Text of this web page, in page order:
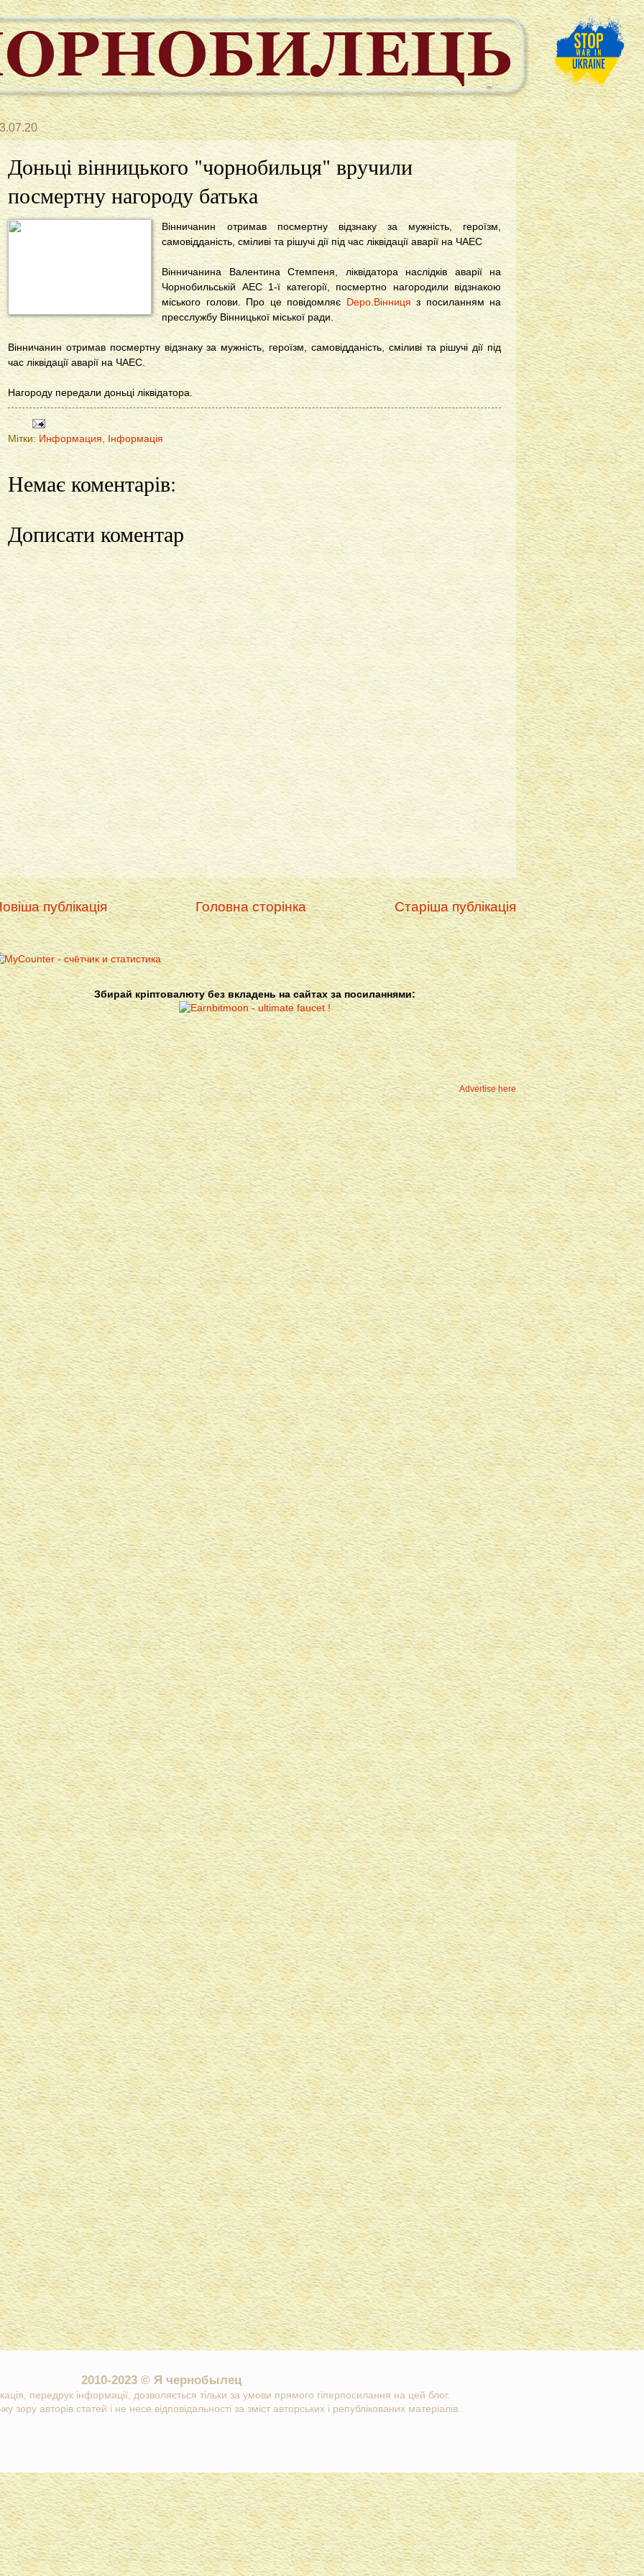
Доньці вінницького "чорнобильця" вручили
посмертну нагороду батька
Вінничанин отримав посмертну відзнаку за мужність, героїзм,
самовідданість, сміливі та рішучі дії під час ліквідації аварії на ЧАЕС
Вінничанина Валентина Стемпеня, ліквідатора наслідків аварії на
Чорнобильській АЕС 1-ї категорії, посмертно нагородили відзнакою
міського голови. Про це повідомляє Depo.Вінницяз посиланням на
пресслужбу Вінницької міської ради.
Вінничанин отримав посмертну відзнаку за мужність, героїзм, самовідданість, сміливі та рішучі дії під
час ліквідації аварії на ЧАЕС.
Нагороду передали доньці ліквідатора.
Мітки: Информация, Інформація
Немає коментарів:
Дописати коментар
публікація Старіша публікація
Головна сторінка
Збирай кріптовалюту без вкладень на сайтах за посиланнями:
Advertise here
2010-2023 © Я чернобылец
передрук інформації, дозволяється тільки за умови прямого гіперпосилання на цей блог.
зору авторів статей і не несе відповідальності за зміст авторських і републікованих матеріалів..